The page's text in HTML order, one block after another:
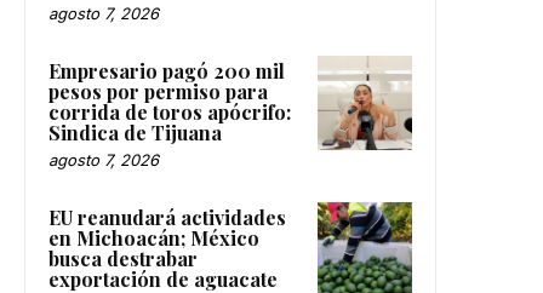
agosto 7, 2026
Empresario pagó 200 mil
pesos por permiso para
corrida de toros apócrifo:
Sindica de Tijuana
agosto 7, 2026
EU reanudará actividades
en Michoacán; México
busca destrabar
exportación de aguacate